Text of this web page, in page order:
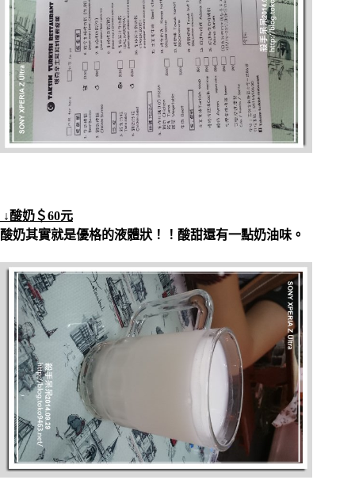
↓酸奶＄60元
酸奶其實就是優格的液體狀！！酸甜還有一點奶油味。